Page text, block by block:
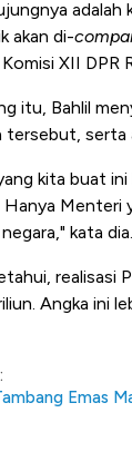
adalah
akan di-
XII
itu, Bahlil
tersebut, serta
kita buat ini
Hanya Menteri
kata dia.
realisasi
Angka ini
Emas